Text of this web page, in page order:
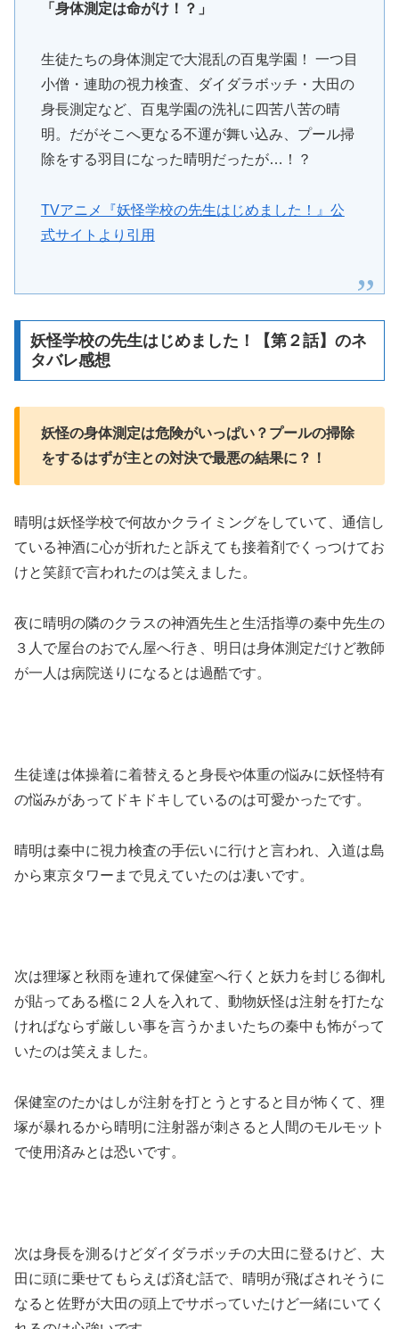
「身体測定は命がけ！？」
生徒たちの身体測定で大混乱の百鬼学園！ 一つ目
小僧・連助の視力検査、ダイダラボッチ・大田の
身長測定など、百鬼学園の洗礼に四苦八苦の晴
明。だがそこへ更なる不運が舞い込み、プール掃
除をする羽目になった晴明だったが…！？
TVアニメ『妖怪学校の先生はじめました！』公
式サイトより引用
妖怪学校の先生はじめました！【第２話】のネ
タバレ感想
妖怪の身体測定は危険がいっぱい？プールの掃除
をするはずが主との対決で最悪の結果に？！
晴明は妖怪学校で何故かクライミングをしていて、通信し
ている神酒に心が折れたと訴えても接着剤でくっつけてお
けと笑顔で言われたのは笑えました。
夜に晴明の隣のクラスの神酒先生と生活指導の秦中先生の
３人で屋台のおでん屋へ行き、明日は身体測定だけど教師
が一人は病院送りになるとは過酷です。
生徒達は体操着に着替えると身長や体重の悩みに妖怪特有
の悩みがあってドキドキしているのは可愛かったです。
晴明は秦中に視力検査の手伝いに行けと言われ、入道は島
から東京タワーまで見えていたのは凄いです。
次は狸塚と秋雨を連れて保健室へ行くと妖力を封じる御札
が貼ってある檻に２人を入れて、動物妖怪は注射を打たな
ければならず厳しい事を言うかまいたちの秦中も怖がって
いたのは笑えました。
保健室のたかはしが注射を打とうとすると目が怖くて、狸
塚が暴れるから晴明に注射器が刺さると人間のモルモット
で使用済みとは恐いです。
次は身長を測るけどダイダラボッチの大田に登るけど、大
田に頭に乗せてもらえば済む話で、晴明が飛ばされそうに
なると佐野が大田の頭上でサボっていたけど一緒にいてく